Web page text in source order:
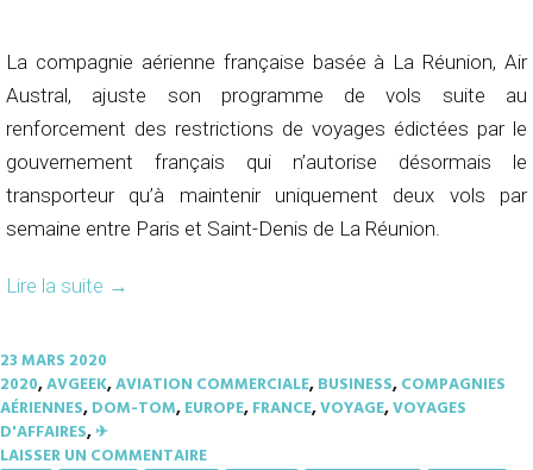
La compagnie aérienne française basée à La Réunion, Air
Austral, ajuste son programme de vols suite au
renforcement des restrictions de voyages édictées par le
gouvernement français qui n’autorise désormais le
transporteur qu’à maintenir uniquement deux vols par
semaine entre Paris et Saint-Denis de La Réunion.
Lire la suite →
23 MARS 2020
2020,AVGEEK,AVIATION COMMERCIALE,BUSINESS,COMPAGNIES
AÉRIENNES,DOM-TOM,EUROPE,FRANCE,VOYAGE,VOYAGES
D'AFFAIRES,✈︎
LAISSER UN COMMENTAIRE